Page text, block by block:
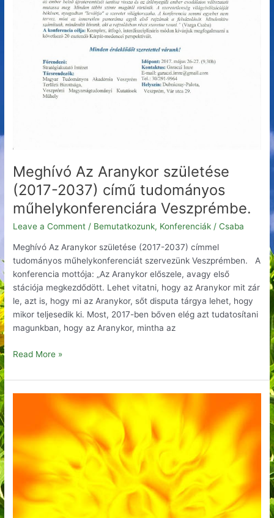
Meghívó Az Aranykor születése
(2017-2037) című tudományos
műhelykonferenciára Veszprémbe.
Leave a Comment / Bemutatkozunk, Konferenciák /Csaba
Meghívó Az Aranykor születése (2017-2037) címmel
tudományos műhelykonferenciát szervezünk Veszprémben. A
konferencia mottója: „Az Aranykor előszele, avagy első
stációja megkezdődött. Lehet vitatni, hogy az Aranykor mit zár
le, azt is, hogy mi az Aranykor, sőt disputa tárgya lehet, hogy
mikor teljesedik ki. Most, 2017-ben bőven elég azt tudatosítani
magunkban, hogy az Aranykor, mintha az
Read More »
–
konferenciák
Borszörcsökön,
Veszprémben,
Budapesten